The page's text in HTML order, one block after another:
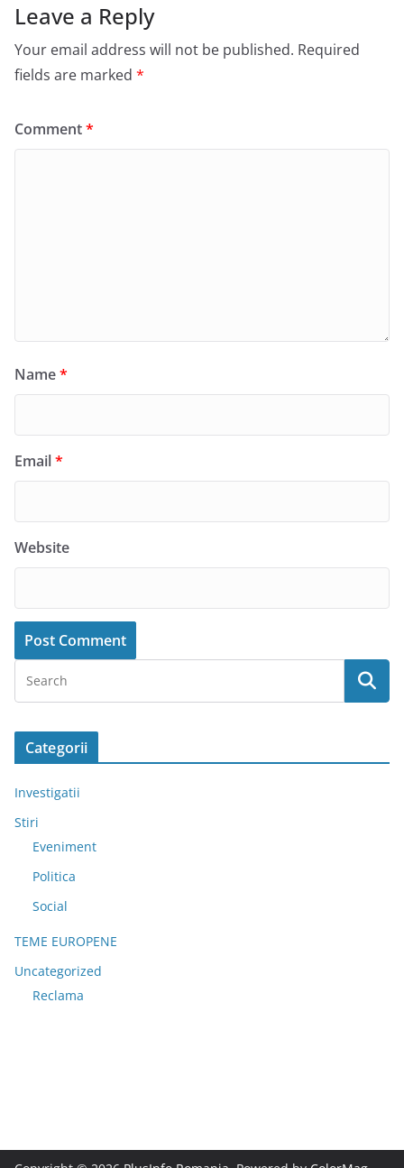
Leave a Reply
Your email address will not be published. Required
fields are marked *
Comment*
Name*
Email*
Website
Categorii
Investigatii
Stiri
Eveniment
Politica
Social
TEME EUROPENE
Uncategorized
Reclama